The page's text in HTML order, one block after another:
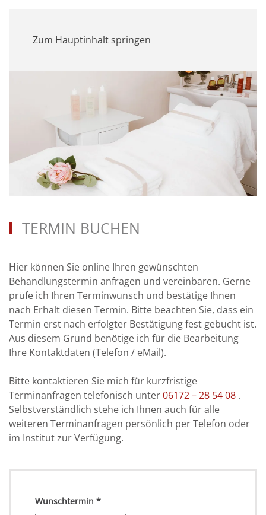
Zum Hauptinhalt springen
TERMIN BUCHEN
Hier können Sie online Ihren gewünschten
Behandlungstermin anfragen und vereinbaren. Gerne
prüfe ich Ihren Terminwunsch und bestätige Ihnen
nach Erhalt diesen Termin. Bitte beachten Sie, dass ein
Termin erst nach erfolgter Bestätigung fest gebucht ist.
Aus diesem Grund benötige ich für die Bearbeitung
Ihre Kontaktdaten (Telefon / eMail).
Bitte kontaktieren Sie mich für kurzfristige
Terminanfragen telefonisch unter06172 – 28 54 08 .
Selbstverständlich stehe ich Ihnen auch für alle
weiteren Terminanfragen persönlich per Telefon oder
im Institut zur Verfügung.
Wunschtermin *